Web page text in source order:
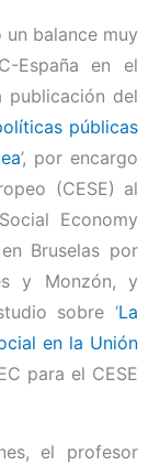
balance muy
España en el
publicación del
públicas
’, por encargo
(CESE) al
Economy
Bruselas por
y Monzón, y
sobre ‘La
en la Unión
para el CESE
el profesor